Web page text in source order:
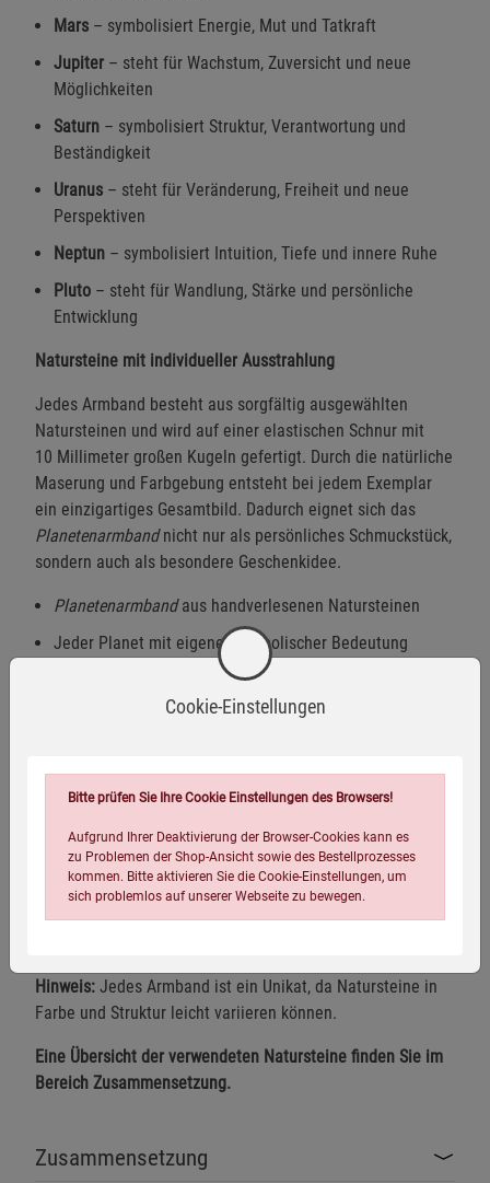
Mars – symbolisiert Energie, Mut und Tatkraft
Jupiter – steht für Wachstum, Zuversicht und neue
Möglichkeiten
Saturn – symbolisiert Struktur, Verantwortung und
Beständigkeit
Uranus – steht für Veränderung, Freiheit und neue
Perspektiven
Neptun – symbolisiert Intuition, Tiefe und innere Ruhe
Pluto – steht für Wandlung, Stärke und persönliche
Entwicklung
Natursteine mit individueller Ausstrahlung
Jedes Armband besteht aus sorgfältig ausgewählten
Natursteinen und wird auf einer elastischen Schnur mit
10 Millimeter großen Kugeln gefertigt. Durch die natürliche
Maserung und Farbgebung entsteht bei jedem Exemplar
ein einzigartiges Gesamtbild. Dadurch eignet sich das
Planetenarmbandnicht nur als persönliches Schmuckstück,
sondern auch als besondere Geschenkidee.
Planetenarmbandaus handverlesenen Natursteinen
Jeder Planet mit eigener symbolischer Bedeutung
10 Millimeter große Natursteinperlen
Elastisches Armband für angenehmen Tragekomfort
Ausdrucksstarke Kombination verschiedener Natursteine
Ideal als Geschenk oder Sammlerstück
Maße:ca. 10 × 170 mm
Lieferumfang:1 Planetenarmband in der ausgewählten
Hinweis: Jedes Armband ist ein Unikat, da Natursteine in
Farbe und Struktur leicht variieren können.
Eine Übersicht der verwendeten Natursteine finden Sie im
Bereich Zusammensetzung.
Zusammensetzung
Cookie-Einstellungen
Bitte prüfen Sie Ihre Cookie Einstellungen des Browsers!
Aufgrund Ihrer Deaktivierung der Browser-Cookies kann es
zu Problemen der Shop-Ansicht sowie des Bestellprozesses
kommen. Bitte aktivieren Sie die Cookie-Einstellungen, um
sich problemlos auf unserer Webseite zu bewegen.
Einstellungen speichern für die GruppeEinstellungen speichern für die Gruppe
Zurück Einstellungen speichern für die Gruppe
Einwilligung nicht erteilen